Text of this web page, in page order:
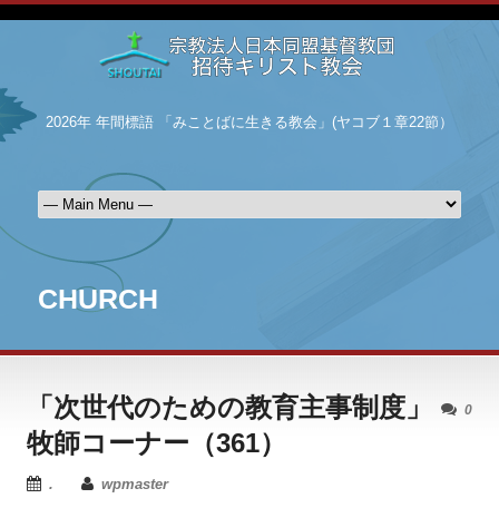
2026年 年間標語 「みことばに生きる教会」(ヤコブ１章22節）
CHURCH
0
「次世代のための教育主事制度」
牧師コーナー（361）
. wpmaster